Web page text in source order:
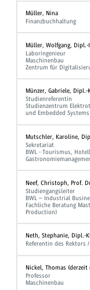
Müller, Nina
Finanzbuchhaltung
Müller, Wolfgang, Dipl.-
Laboringenieur
Maschinenbau
Zentrum für
Münzer, Gabriele, Dipl.-
Studienreferentin
Studienzentrum
und Embedded Systems
Mutschler, Karoline,
Sekretariat
BWL - Tourismus,
Neef, Christoph, Prof.
Studiengangsleiter
BWL – Industrial
Fachliche Beratung
Production)
Neth, Stephanie, Dipl.-
Referentin des Rektors
Nickel, Thomas
Professor
Maschinenbau